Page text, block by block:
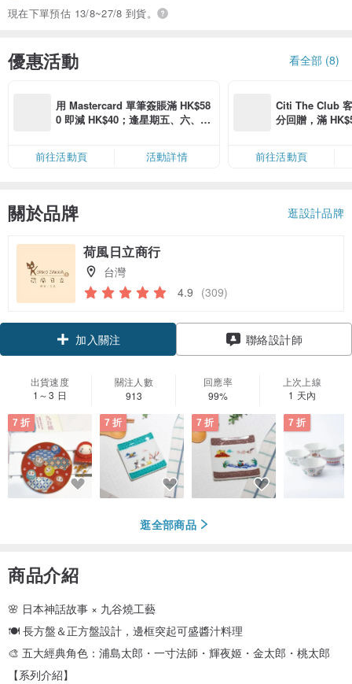
現在下單預估 13/8~27/8 到貨。
優惠活動 看全部 (8)
用 Mastercard 單筆簽賬滿 HK$58
0 即減 HK$40；逢星期五、六、日
卡」結帳）
前往活動頁 活動詳情
Citi The Club
分回贈，滿
前往活動頁
關於品牌 逛設計品牌
荷風日立商行
台灣
4.9 (309)
領優惠券
加入關注 聯絡設計師
出貨速度
1～3 日
關注人數
913
回應率
99%
上次上線
1 天內
7 折 7 折 7 折 7 折
逛全部商品
商品介紹
🌸 日本神話故事 × 九谷燒工藝
🍽 長方盤＆正方盤設計，邊框突起可盛醬汁料理
🎨 五大經典角色：浦島太郎・一寸法師・輝夜姬・金太郎・桃太郎
【系列介紹】